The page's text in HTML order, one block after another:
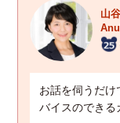
山
お話を伺うだけ
バイスのできる